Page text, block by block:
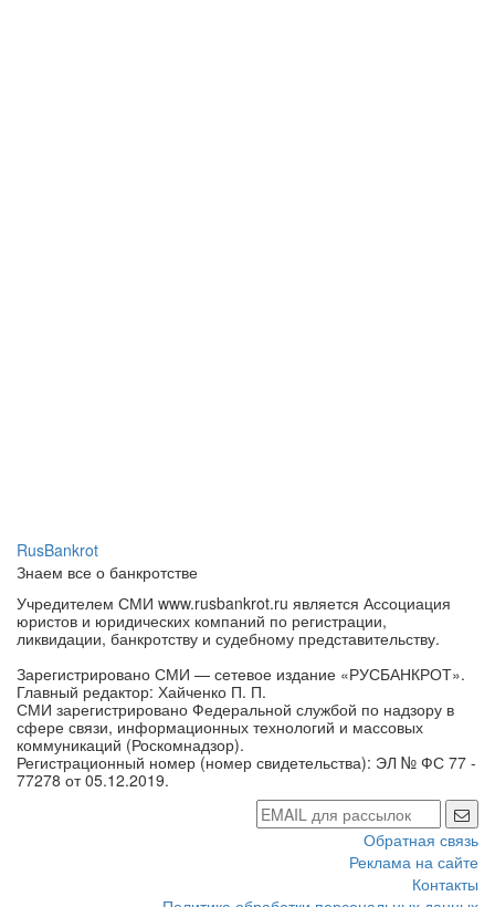
RusBankrot
Знаем все о банкротстве
Учредителем СМИ www.rusbankrot.ru является Ассоциация
юристов и юридических компаний по регистрации,
ликвидации, банкротству и судебному представительству.
Зарегистрировано СМИ — сетевое издание «РУСБАНКРОТ».
Главный редактор: Хайченко П. П.
СМИ зарегистрировано Федеральной службой по надзору в
сфере связи, информационных технологий и массовых
коммуникаций (Роскомнадзор).
Регистрационный номер (номер свидетельства): ЭЛ № ФС 77 -
77278 от 05.12.2019.
Обратная связь
Реклама на сайте
Контакты